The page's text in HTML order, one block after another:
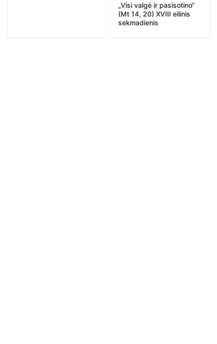
„Visi valgė ir pasisotino“
(Mt 14, 20) XVIII eilinis
sekmadienis